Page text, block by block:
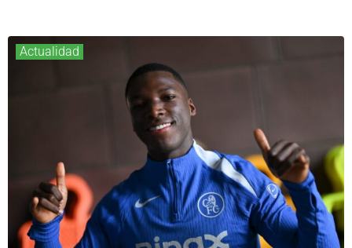
Actualidad